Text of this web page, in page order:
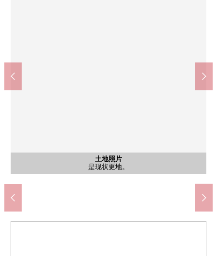
土地照片
是现状更地。
含有前面道路的外观
前面道路有人行道。
含有前面道路的外观
前面道路有人行道。
土地照片
是现状更地。
土地照片
是现状更地。
学园前站(近铁奈良线)(约990m)
步行13分钟。
富雄站(近铁奈良线)(约1250m)
步行16分钟。
泉屋学园前商店(约490m)
步行7分钟。
奈良市立三碓小学校(约1380m)
步行18分钟。
奈良市立富雄南中学校(约1600m)
步行20分钟。